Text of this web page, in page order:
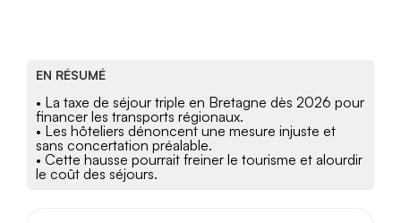
EN RÉSUMÉ
• La taxe de séjour triple en Bretagne dès 2026 pour
financer les transports régionaux.
• Les hôteliers dénoncent une mesure injuste et
sans concertation préalable.
• Cette hausse pourrait freiner le tourisme et alourdir
le coût des séjours.